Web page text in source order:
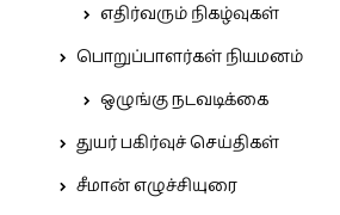
எதிர்வரும் நிகழ்வுகள்
பொறுப்பாளர்கள் நியமனம்
ஒழுங்கு நடவடிக்கை
துயர் பகிர்வுச் செய்திகள்
சீமான் எழுச்சியுரை